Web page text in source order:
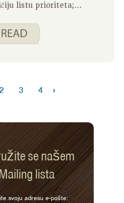
listu prioriteta;
učiniti.
2 3 4 ›
se našem
lista
svoju adresu e-pošte: